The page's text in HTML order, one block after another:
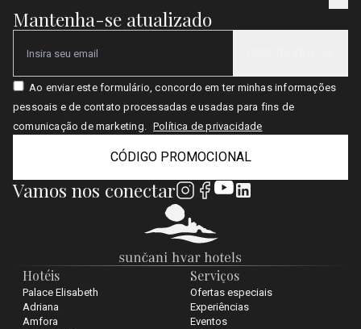
Hotéis
Palace Elisabeth
Adriana
Amfora
Serviços
Ofertas especiais
Experiências
Eventos
Mantenha-se atualizado
Email
Ao enviar este formulário, concordo em ter minhas informações
pessoais e de contato processadas e usadas para fins de
comunicação de marketing. Política de privacidade
CÓDIGO PROMOCIONAL
Vamos nos conectar